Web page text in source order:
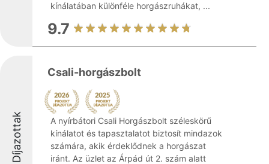
kínálatában különféle horgászruhákat, ...
9.7
Díjazottak
Csali-horgászbolt
A nyírbátori Csali Horgászbolt széleskörű
kínálatot és tapasztalatot biztosít mindazok
számára, akik érdeklődnek a horgászat
iránt. Az üzlet az Árpád út 2. szám alatt